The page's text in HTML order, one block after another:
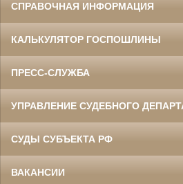
СПРАВОЧНАЯ ИНФОРМАЦИЯ
КАЛЬКУЛЯТОР ГОСПОШЛИНЫ
ПРЕСС-СЛУЖБА
УПРАВЛЕНИЕ СУДЕБНОГО
СУДЫ СУБЪЕКТА РФ
ВАКАНСИИ